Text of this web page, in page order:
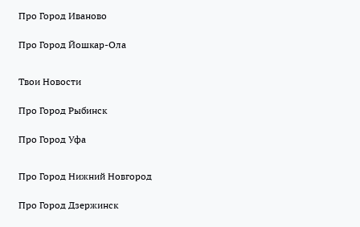
Про Город Иваново
Про Город Йошкар-Ола
Твои Новости
Про Город Рыбинск
Про Город Уфа
Про Город Нижний Новгород
Про Город Дзержинск